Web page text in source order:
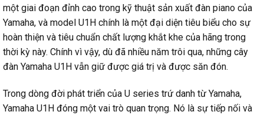
một giai đoạn đỉnh cao trong kỹ thuật sản xuất đàn piano của
Yamaha, và model U1H chính là một đại diện tiêu biểu cho sự
hoàn thiện và tiêu chuẩn chất lượng khắt khe của hãng trong
thời kỳ này. Chính vì vậy, dù đã nhiều năm trôi qua, những cây
đàn Yamaha U1H vẫn giữ được giá trị và được săn đón.
Trong dòng đời phát triển của U series trứ danh từ Yamaha,
Yamaha U1H đóng một vai trò quan trọng. Nó là sự tiếp nối và